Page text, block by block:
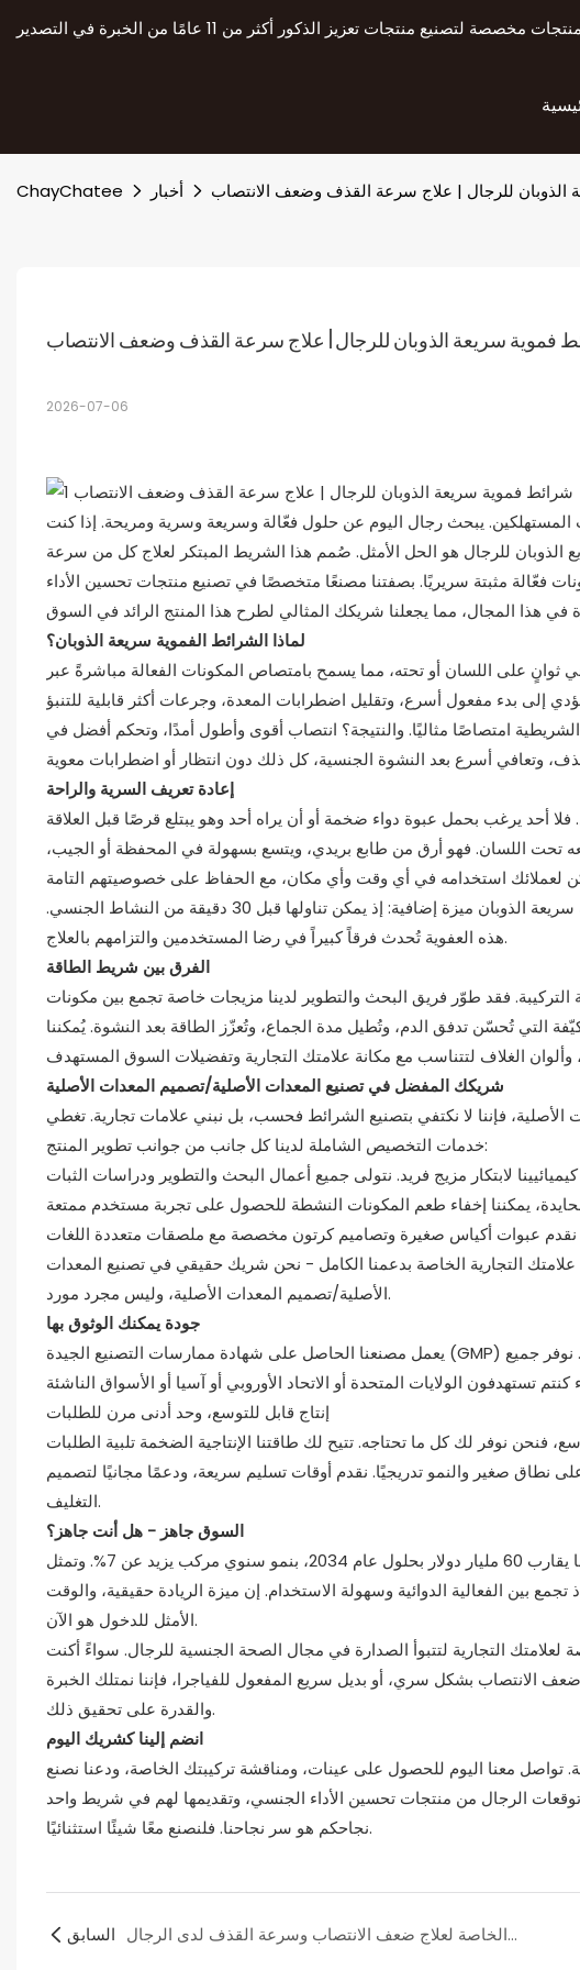
ChayChatee أخبار الذوبان للرجال | علاج سرعة القذف وضعف الانتصاب
فموية سريعة الذوبان للرجال | علاج سرعة القذف وضعف الانتصاب
2026-07-06
يبحث رجال اليوم عن حلول فعّالة وسريعة وسرية ومريحة. إذا كنت
للرجال هو الحل الأمثل. صُمم هذا الشريط المبتكر لعلاج كل من سرعة
فعّالة مثبتة سريريًا. بصفتنا مصنعًا متخصصًا في تصنيع منتجات تحسين الأداء
لماذا الشرائط الفموية سريعة الذوبان؟
على اللسان أو تحته، مما يسمح بامتصاص المكونات الفعالة مباشرةً عبر
امتصاصًا مثاليًا. والنتيجة؟ انتصاب أقوى وأطول أمدًا، وتحكم أفضل في
إعادة تعريف السرية والراحة
أحد يرغب بحمل عبوة دواء ضخمة أو أن يراه أحد وهو يبتلع قرصًا قبل العلاقة
تحت اللسان. فهو أرق من طابع بريدي، ويتسع بسهولة في المحفظة أو الجيب،
بالنسبة للرجال الذين يعانون من سرعة القذف، توفر الشرائط الفموية سريعة الذوبان ميزة إضافية: إذ يمكن تناولها قبل 30 دقيقة من النشاط الجنسي.
هذه العفوية تُحدث فرقاً كبيراً في رضا المستخدمين والتزامهم بالعلاج.
الفرق بين شريط الطاقة
فقد طوّر فريق البحث والتطوير لدينا مزيجات خاصة تجمع بين مكونات
التي تُحسّن تدفق الدم، وتُطيل مدة الجماع، وتُعزّز الطاقة بعد النشوة. يُمكننا
شريكك المفضل في تصنيع المعدات الأصلية/تصميم المعدات الأصلية
فإننا لا نكتفي بتصنيع الشرائط فحسب، بل نبني علامات تجارية. تغطي
خدمات التخصيص الشاملة لدينا كل جانب من جوانب تطوير المنتج:
علامتك التجارية الخاصة بدعمنا الكامل - نحن شريك حقيقي في تصنيع المعدات
الأصلية/تصميم المعدات الأصلية، وليس مجرد مورد.
جودة يمكنك الوثوق بها
يعمل مصنعنا الحاصل على شهادة ممارسات التصنيع الجيدة (GMP) وفقًا لأعلى المعايير الدولية. نصدر منتجاتنا إلى أكثر من 130 دولة. نوفر جميع
إنتاج قابل للتوسع، وحد أدنى مرن للطلبات
فنحن نوفر لك كل ما تحتاجه. تتيح لك طاقتنا الإنتاجية الضخمة تلبية الطلبات
نطاق صغير والنمو تدريجيًا. نقدم أوقات تسليم سريعة، ودعمًا مجانيًا لتصميم
التغليف.
السوق جاهز - هل أنت جاهز؟
من المتوقع أن يصل حجم سوق الصحة الجنسية العالمي إلى ما يقارب 60 مليار دولار بحلول عام 2034، بنمو سنوي مركب يزيد عن 7%. وتمثل
بين الفعالية الدوائية وسهولة الاستخدام. إن ميزة الريادة حقيقية، والوقت
الأمثل للدخول هو الآن.
التجارية لتتبوأ الصدارة في مجال الصحة الجنسية للرجال. سواءً أكنت
الانتصاب بشكل سري، أو بديل سريع المفعول للفياجرا، فإننا نمتلك الخبرة
والقدرة على تحقيق ذلك.
انضم إلينا كشريك اليوم
معنا اليوم للحصول على عينات، ومناقشة تركيبتك الخاصة، ودعنا نصنع
نجاحكم هو سر نجاحنا. فلنصنع معًا شيئًا استثنائيًا.
السابق أقراص ألترا بوست ذات العلامة التجارية الخاصة لعلاج ضعف الانتصاب وسرعة القذف لدى الرجال